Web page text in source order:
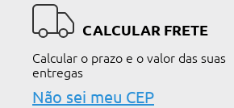
CALCULAR FRETE
Calcular o prazo e o valor das suas
entregas
Não sei meu CEP